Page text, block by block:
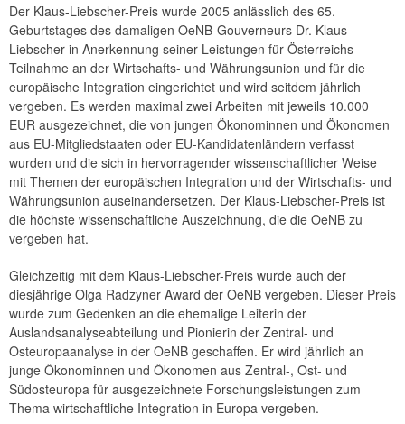
Der Klaus-Liebscher-Preis wurde 2005 anlässlich des 65.
Geburtstages des damaligen OeNB-Gouverneurs Dr. Klaus
Liebscher in Anerkennung seiner Leistungen für Österreichs
Teilnahme an der Wirtschafts- und Währungsunion und für die
europäische Integration eingerichtet und wird seitdem jährlich
vergeben. Es werden maximal zwei Arbeiten mit jeweils 10.000
EUR ausgezeichnet, die von jungen Ökonominnen und Ökonomen
aus EU-Mitgliedstaaten oder EU-Kandidatenländern verfasst
wurden und die sich in hervorragender wissenschaftlicher Weise
mit Themen der europäischen Integration und der Wirtschafts- und
Währungsunion auseinandersetzen. Der Klaus-Liebscher-Preis ist
die höchste wissenschaftliche Auszeichnung, die die OeNB zu
vergeben hat.
Gleichzeitig mit dem Klaus-Liebscher-Preis wurde auch der
diesjährige Olga Radzyner Award der OeNB vergeben. Dieser Preis
wurde zum Gedenken an die ehemalige Leiterin der
Auslandsanalyseabteilung und Pionierin der Zentral- und
Osteuropaanalyse in der OeNB geschaffen. Er wird jährlich an
junge Ökonominnen und Ökonomen aus Zentral-, Ost- und
Südosteuropa für ausgezeichnete Forschungsleistungen zum
Thema wirtschaftliche Integration in Europa vergeben.